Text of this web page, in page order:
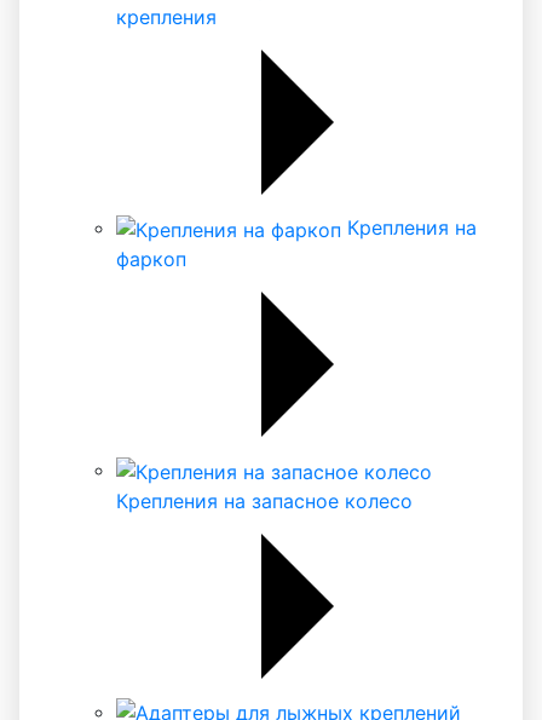
крепления
Крепления на
фаркоп
Крепления на запасное колесо